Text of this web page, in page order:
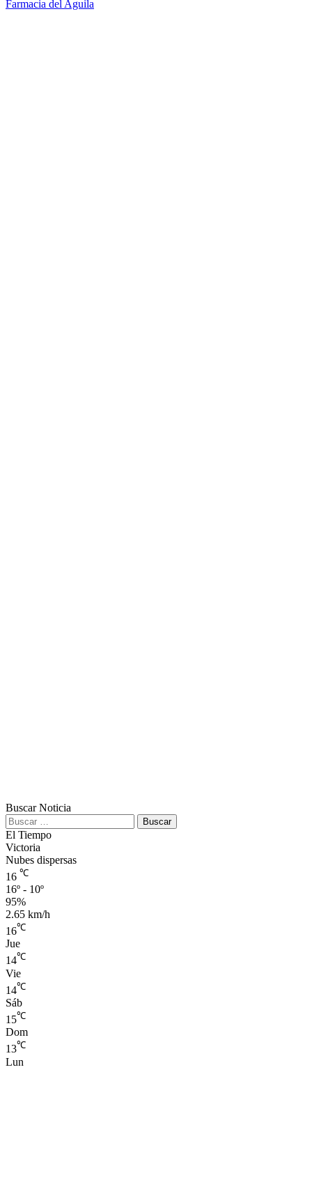
Farmacia del Aguila
Buscar Noticia
Buscar:
El Tiempo
Victoria
Nubes dispersas
16 ℃
16º - 10º
95%
2.65 km/h
16℃
Jue
14℃
Vie
14℃
Sáb
15℃
Dom
13℃
Lun